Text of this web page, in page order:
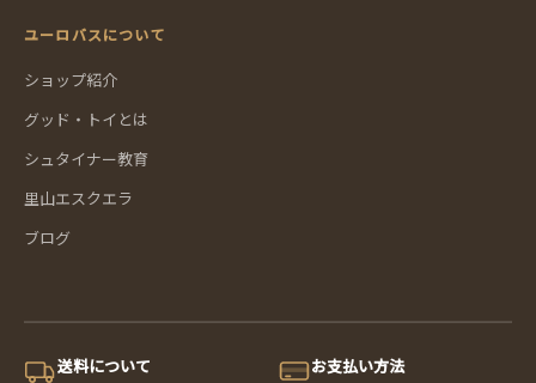
ユーロバスについて
ショップ紹介
グッド・トイとは
シュタイナー教育
里山エスクエラ
ブログ
送料について お支払い方法